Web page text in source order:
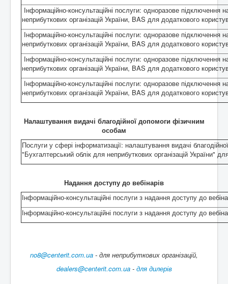
Інформаційно-консультаційні послуги: одноразове підключення
неприбуткових організацій України, BAS для додаткового
Інформаційно-консультаційні послуги: одноразове підключення
неприбуткових організацій України, BAS для додаткового
Інформаційно-консультаційні послуги: одноразове підключення
неприбуткових організацій України, BAS для додаткового
Інформаційно-консультаційні послуги: одноразове підключення
неприбуткових організацій України, BAS для додаткового
Налаштування видачі благодійної допомоги фізичним
особам
Послуги у сфері інформатизації: налаштування видачі
"Бухгалтерський облік для неприбуткових організацій України"
Надання доступу до вебінарів
Інформаційно-консультаційні послуги з надання доступу до
Інформаційно-консультаційні послуги з надання доступу до
no8@centerit.com.ua - для неприбуткових організацій,
dealers@centerit.com.ua- для дилерів